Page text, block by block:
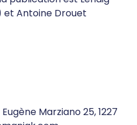
et Antoine Drouet
Marziano 25, 1227